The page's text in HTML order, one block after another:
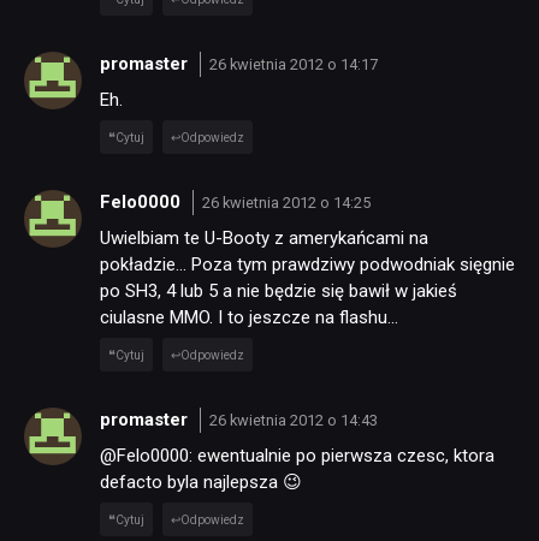
promaster 26 kwietnia 2012 o 14:17
Eh.
Cytuj Odpowiedz
Felo0000 26 kwietnia 2012 o 14:25
Uwielbiam te U-Booty z amerykańcami na
pokładzie… Poza tym prawdziwy podwodniak sięgnie
po SH3, 4 lub 5 a nie będzie się bawił w jakieś
ciulasne MMO. I to jeszcze na flashu…
Cytuj Odpowiedz
promaster 26 kwietnia 2012 o 14:43
@Felo0000: ewentualnie po pierwsza czesc, ktora
defacto byla najlepsza 😉
Cytuj Odpowiedz